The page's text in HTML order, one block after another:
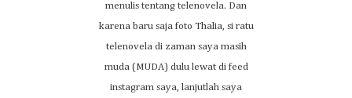
menulis tentang telenovela. Dan
karena baru saja foto Thalia, si ratu
telenovela di zaman saya masih
muda (MUDA) dulu lewat di feed
instagram saya, lanjutlah saya